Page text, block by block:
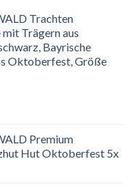
Trachten
Trägern aus
Bayrische
Oktoberfest, Größe
Premium
Hut Oktoberfest 5x